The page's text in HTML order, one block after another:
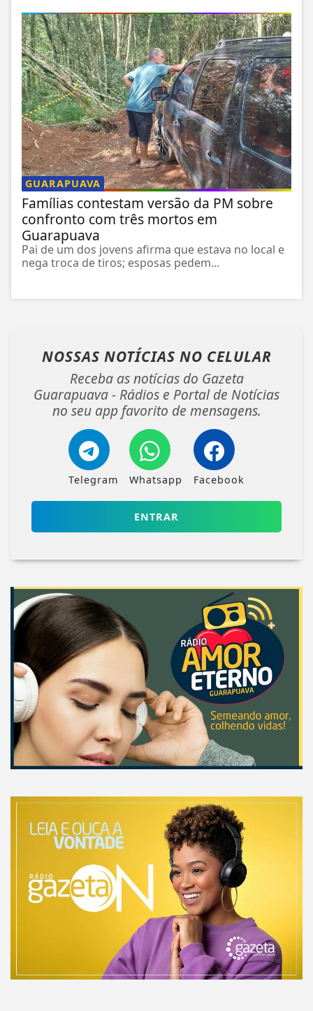
GUARAPUAVA
Famílias contestam versão da PM sobre
confronto com três mortos em
Guarapuava
Pai de um dos jovens afirma que estava no local e
nega troca de tiros; esposas pedem...
NOSSAS NOTÍCIAS NO CELULAR
Receba as notícias do Gazeta
Guarapuava - Rádios e Portal de Notícias
no seu app favorito de mensagens.
Telegram Whatsapp Facebook
ENTRAR